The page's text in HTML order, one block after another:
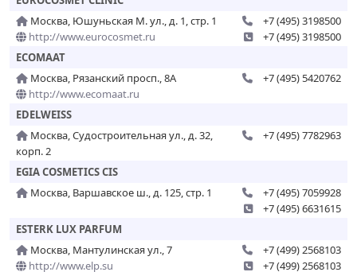
Москва, Юшуньская М. ул., д. 1, стр. 1
http://www.eurocosmet.ru
+7 (495) 3198500
+7 (495) 3198500
ECOMAAT
Москва, Рязанский просп., 8А
http://www.ecomaat.ru
+7 (495) 5420762
EDELWEISS
Москва, Судостроительная ул., д. 32,
корп. 2
+7 (495) 7782963
EGIA COSMETICS CIS
Москва, Варшавское ш., д. 125, стр. 1
+7 (495) 7059928
+7 (495) 6631615
ESTERK LUX PARFUM
Москва, Мантулинская ул., 7
http://www.elp.su
+7 (499) 2568103
+7 (499) 2568103